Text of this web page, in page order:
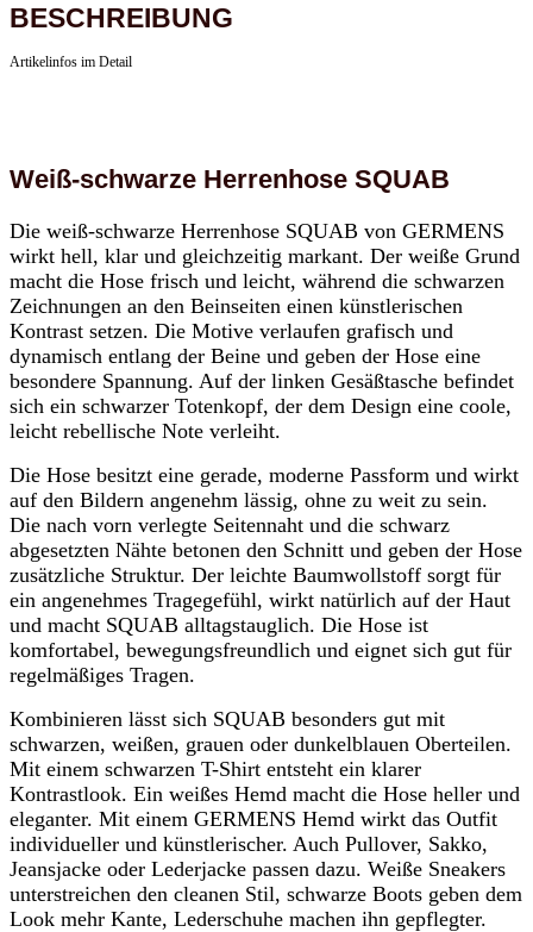
BESCHREIBUNG
Artikelinfos im Detail
Weiß-schwarze Herrenhose SQUAB
Die weiß-schwarze Herrenhose SQUAB von GERMENS
wirkt hell, klar und gleichzeitig markant. Der weiße Grund
macht die Hose frisch und leicht, während die schwarzen
Zeichnungen an den Beinseiten einen künstlerischen
Kontrast setzen. Die Motive verlaufen grafisch und
dynamisch entlang der Beine und geben der Hose eine
besondere Spannung. Auf der linken Gesäßtasche befindet
sich ein schwarzer Totenkopf, der dem Design eine coole,
leicht rebellische Note verleiht.
Die Hose besitzt eine gerade, moderne Passform und wirkt
auf den Bildern angenehm lässig, ohne zu weit zu sein.
Die nach vorn verlegte Seitennaht und die schwarz
abgesetzten Nähte betonen den Schnitt und geben der Hose
zusätzliche Struktur. Der leichte Baumwollstoff sorgt für
ein angenehmes Tragegefühl, wirkt natürlich auf der Haut
und macht SQUAB alltagstauglich. Die Hose ist
komfortabel, bewegungsfreundlich und eignet sich gut für
regelmäßiges Tragen.
Kombinieren lässt sich SQUAB besonders gut mit
schwarzen, weißen, grauen oder dunkelblauen Oberteilen.
Mit einem schwarzen T-Shirt entsteht ein klarer
Kontrastlook. Ein weißes Hemd macht die Hose heller und
eleganter. Mit einem GERMENS Hemd wirkt das Outfit
individueller und künstlerischer. Auch Pullover, Sakko,
Jeansjacke oder Lederjacke passen dazu. Weiße Sneakers
unterstreichen den cleanen Stil, schwarze Boots geben dem
Look mehr Kante, Lederschuhe machen ihn gepflegter.